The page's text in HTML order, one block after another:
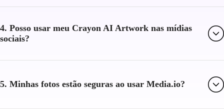
4. Posso usar meu Crayon AI Artwork nas mídias
sociais?
5. Minhas fotos estão seguras ao usar Media.io?